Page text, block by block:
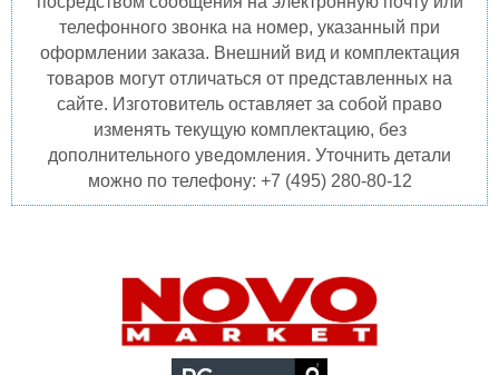
телефонного звонка на номер, указанный при
оформлении заказа. Внешний вид и комплектация
товаров могут отличаться от представленных на
сайте. Изготовитель оставляет за собой право
изменять текущую комплектацию, без
дополнительного уведомления. Уточнить детали
можно по телефону: +7 (495) 280-80-12